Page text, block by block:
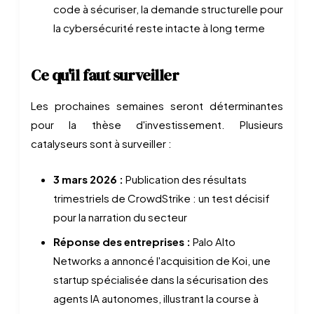
code à sécuriser, la demande structurelle pour
la cybersécurité reste intacte à long terme
Ce qu'il faut surveiller
Les prochaines semaines seront déterminantes
pour la thèse d'investissement. Plusieurs
catalyseurs sont à surveiller :
3 mars 2026 : Publication des résultats
trimestriels de CrowdStrike : un test décisif
pour la narration du secteur
Réponse des entreprises : Palo Alto
Networks a annoncé l'acquisition de Koi, une
startup spécialisée dans la sécurisation des
agents IA autonomes, illustrant la course à